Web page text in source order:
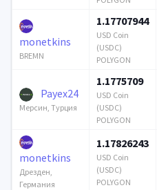
monetkins
BREMN
1.17707944
USD Coin
(USDC)
POLYGON
Payex24
Мерсин, Турция
1.1775709
USD Coin
(USDC)
POLYGON
monetkins
Дрезден,
Германия
1.17826243
USD Coin
(USDC)
POLYGON